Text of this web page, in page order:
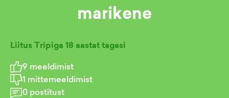
marikene
Liitus Tripiga 18 aastat tagasi
9 meeldimist
1 mittemeeldimist
0 postitust